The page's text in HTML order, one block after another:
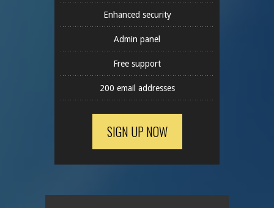
Enhanced security
Admin panel
Free support
200 email addresses
SIGN UP NOW